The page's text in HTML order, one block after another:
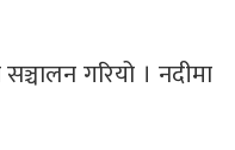
गरियो । नदीमा